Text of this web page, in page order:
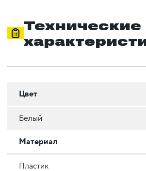
Технические
Цвет
Белый
Материал
Пластик